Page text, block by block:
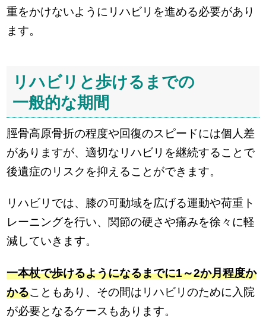
重をかけないようにリハビリを進める必要があり
ます。
リハビリと歩けるまでの
一般的な期間
脛骨高原骨折の程度や回復のスピードには個人差
がありますが、適切なリハビリを継続することで
後遺症のリスクを抑えることができます。
リハビリでは、膝の可動域を広げる運動や荷重ト
レーニングを行い、関節の硬さや痛みを徐々に軽
減していきます。
一本杖で歩けるようになるまでに1～2か月程度か
かることもあり、その間はリハビリのために入院
が必要となるケースもあります。